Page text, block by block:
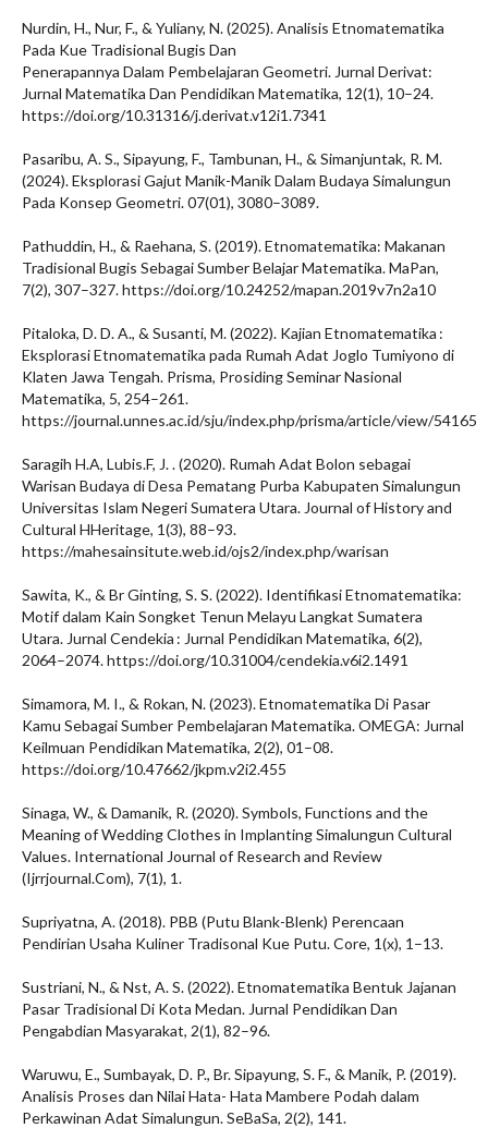
Nurdin, H., Nur, F., & Yuliany, N. (2025). Analisis Etnomatematika
Pada Kue Tradisional Bugis Dan
Penerapannya Dalam Pembelajaran Geometri. Jurnal Derivat:
Jurnal Matematika Dan Pendidikan Matematika, 12(1), 10–24.
https://doi.org/10.31316/j.derivat.v12i1.7341
Pasaribu, A. S., Sipayung, F., Tambunan, H., & Simanjuntak, R. M.
(2024). Eksplorasi Gajut Manik-Manik Dalam Budaya Simalungun
Pada Konsep Geometri. 07(01), 3080–3089.
Pathuddin, H., & Raehana, S. (2019). Etnomatematika: Makanan
Tradisional Bugis Sebagai Sumber Belajar Matematika. MaPan,
7(2), 307–327. https://doi.org/10.24252/mapan.2019v7n2a10
Pitaloka, D. D. A., & Susanti, M. (2022). Kajian Etnomatematika :
Eksplorasi Etnomatematika pada Rumah Adat Joglo Tumiyono di
Klaten Jawa Tengah. Prisma, Prosiding Seminar Nasional
Matematika, 5, 254–261.
https://journal.unnes.ac.id/sju/index.php/prisma/article/view/54165
Saragih H.A, Lubis.F, J. . (2020). Rumah Adat Bolon sebagai
Warisan Budaya di Desa Pematang Purba Kabupaten Simalungun
Universitas Islam Negeri Sumatera Utara. Journal of History and
Cultural HHeritage, 1(3), 88–93.
https://mahesainsitute.web.id/ojs2/index.php/warisan
Sawita, K., & Br Ginting, S. S. (2022). Identifikasi Etnomatematika:
Motif dalam Kain Songket Tenun Melayu Langkat Sumatera
Utara. Jurnal Cendekia : Jurnal Pendidikan Matematika, 6(2),
2064–2074. https://doi.org/10.31004/cendekia.v6i2.1491
Simamora, M. I., & Rokan, N. (2023). Etnomatematika Di Pasar
Kamu Sebagai Sumber Pembelajaran Matematika. OMEGA: Jurnal
Keilmuan Pendidikan Matematika, 2(2), 01–08.
https://doi.org/10.47662/jkpm.v2i2.455
Sinaga, W., & Damanik, R. (2020). Symbols, Functions and the
Meaning of Wedding Clothes in Implanting Simalungun Cultural
Values. International Journal of Research and Review
(Ijrrjournal.Com), 7(1), 1.
Supriyatna, A. (2018). PBB (Putu Blank-Blenk) Perencaan
Pendirian Usaha Kuliner Tradisonal Kue Putu. Core, 1(x), 1–13.
Sustriani, N., & Nst, A. S. (2022). Etnomatematika Bentuk Jajanan
Pasar Tradisional Di Kota Medan. Jurnal Pendidikan Dan
Pengabdian Masyarakat, 2(1), 82–96.
Waruwu, E., Sumbayak, D. P., Br. Sipayung, S. F., & Manik, P. (2019).
Analisis Proses dan Nilai Hata- Hata Mambere Podah dalam
Perkawinan Adat Simalungun. SeBaSa, 2(2), 141.